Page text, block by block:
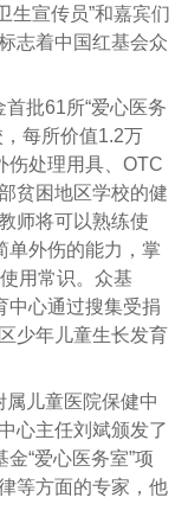
宣传员”和嘉宾们
志着中国红基会众
批61所“爱心医务
每所价值1.2万
伤处理用具、OTC
贫困地区学校的健
师将可以熟练使
单外伤的能力，掌
用常识。众基
中心通过搜集受捐
少年儿童生长发育
儿童医院保健中
心主任刘斌颁发了
“爱心医务室”项
等方面的专家，他